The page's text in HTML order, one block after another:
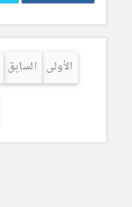
الأولى السابق